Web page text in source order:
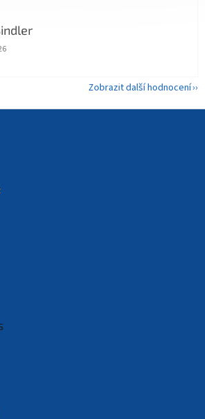
obchodu je 5 z 5 hvězdiček.
Zobrazit další hodnocení